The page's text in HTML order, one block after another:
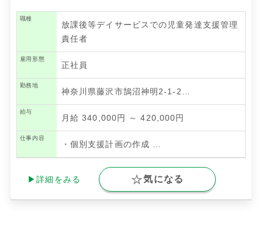
職種
放課後等デイサービスでの児童発達支援管理
責任者
雇用形態
正社員
勤務地
神奈川県藤沢市鵠沼神明2-1-2…
給与
月給 340,000円 ～ 420,000円
仕事内容
・個別支援計画の作成
▶詳細をみる 気になる